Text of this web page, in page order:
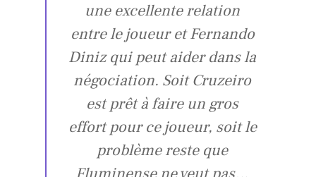
une excellente relation
entre le joueur et Fernando
Diniz qui peut aider dans la
négociation. Soit Cruzeiro
est prêt à faire un gros
effort pour ce joueur, soit le
problème reste que